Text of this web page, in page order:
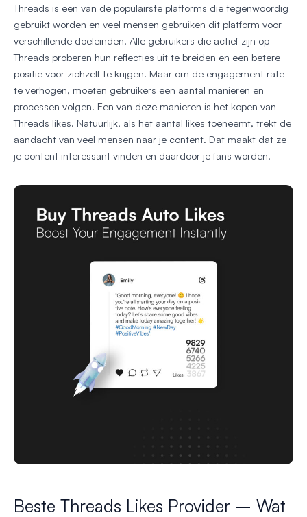
Threads is een van de populairste platforms die tegenwoordig
gebruikt worden en veel mensen gebruiken dit platform voor
verschillende doeleinden. Alle gebruikers die actief zijn op
Threads proberen hun reflecties uit te breiden en een betere
positie voor zichzelf te krijgen. Maar om de engagement rate
te verhogen, moeten gebruikers een aantal manieren en
processen volgen. Een van deze manieren is het kopen van
Threads likes. Natuurlijk, als het aantal likes toeneemt, trekt de
aandacht van veel mensen naar je content. Dat maakt dat ze
je content interessant vinden en daardoor je fans worden.
Beste Threads Likes Provider – Wat